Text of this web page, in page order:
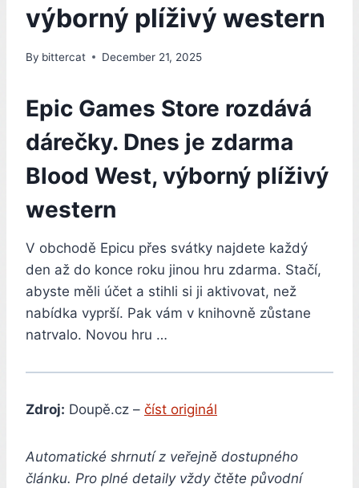
výborný plíživý western
By bittercat December 21, 2025
Epic Games Store rozdává
dárečky. Dnes je zdarma
Blood West, výborný plíživý
western
V obchodě Epicu přes svátky najdete každý
den až do konce roku jinou hru zdarma. Stačí,
abyste měli účet a stihli si ji aktivovat, než
nabídka vyprší. Pak vám v knihovně zůstane
natrvalo. Novou hru …
Zdroj: Doupě.cz – číst originál
Automatické shrnutí z veřejně dostupného
článku. Pro plné detaily vždy čtěte původní